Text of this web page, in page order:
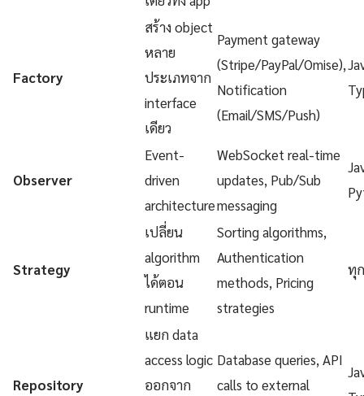
Factory
สร้าง object
หลาย
ประเภทจาก
interface
เดียว
Payment gateway
(Stripe/PayPal/Omise),
Notification
(Email/SMS/Push)
Observer
Event-
driven
architecture
WebSocket real-time
updates, Pub/Sub
messaging
Strategy
เปลี่ยน
algorithm
ได้ตอน
runtime
Sorting algorithms,
Authentication
methods, Pricing
strategies
ทุ
Repository
แยก data
access logic
ออกจาก
Database queries, API
calls to external